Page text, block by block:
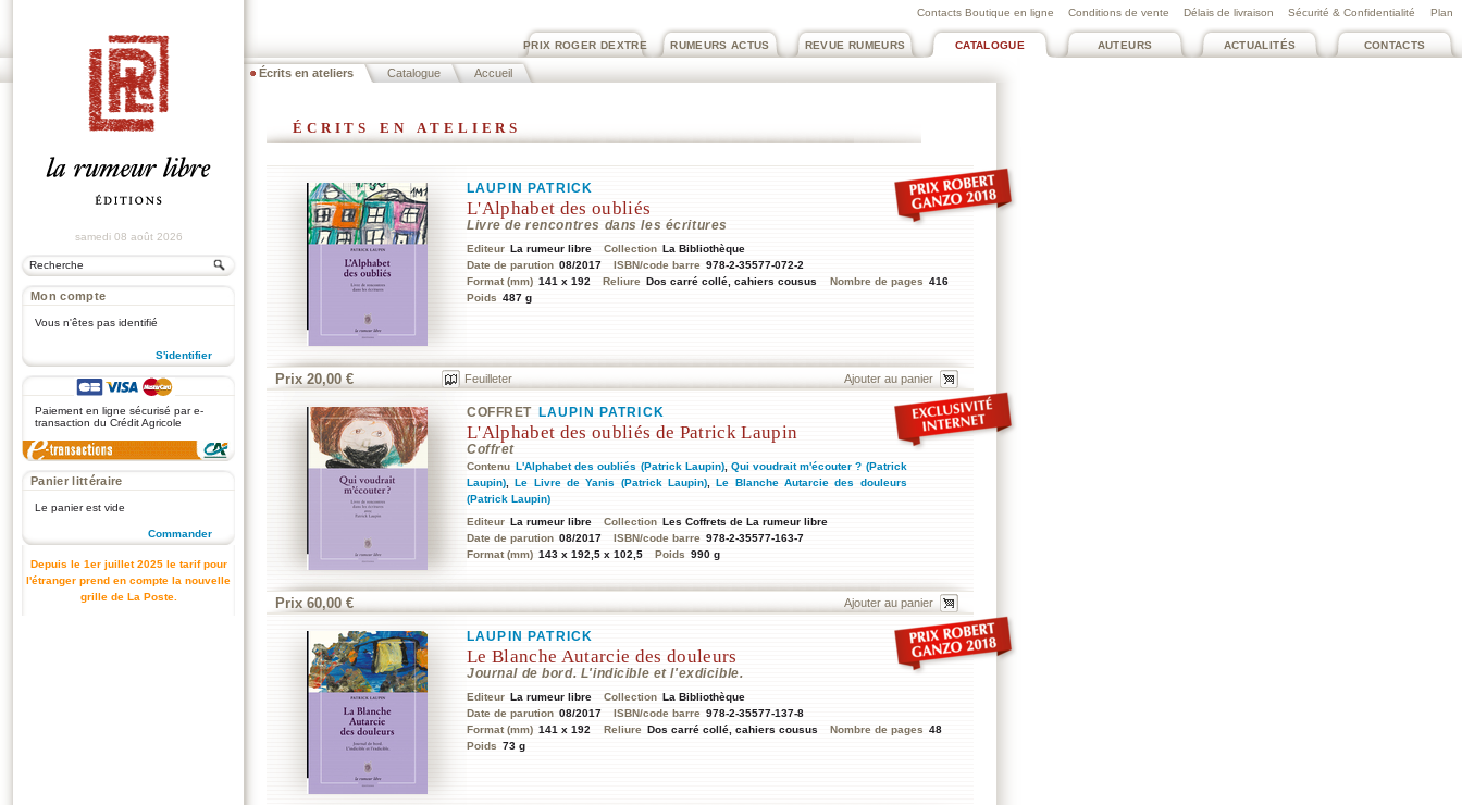
Plan
Contacts Boutique en ligne Conditions de vente Délais de livraison Sécurité & Confidentialité
CONTACTS
ACTUALITÉS
AUTEURS
CATALOGUE
REVUE RUMEURS
RUMEURS ACTUS
PRIX ROGER DEXTRE
Écrits en ateliers Catalogue Accueil
samedi 08 août 2026
Mon compte
Vous n'êtes pas identifié
S'identifier
Paiement en ligne sécurisé par e-
transaction du Crédit Agricole
Panier littéraire
Le panier est vide
Commander
Depuis le 1er juillet 2025 le tarif pour
l'étranger prend en compte la nouvelle
grille de La Poste.
écrits en ateliers
LAUPIN PATRICK
L'Alphabet des oubliés
Livre de rencontres dans les écritures
Editeur La rumeur libre Collection La Bibliothèque
Date de parution 08/2017 ISBN/code barre 978-2-35577-072-2
Format (mm) 141 x 192 Reliure Dos carré collé, cahiers cousus Nombre de pages 416
Poids 487 g
Prix 20,00 € Feuilleter
COFFRET LAUPIN PATRICK
L'Alphabet des oubliés de Patrick Laupin
Coffret
Contenu L'Alphabet des oubliés (Patrick Laupin), Qui voudrait m'écouter ? (Patrick
Laupin), Le Livre de Yanis (Patrick Laupin),
Le Blanche Autarcie des douleurs
(Patrick Laupin)
Editeur La rumeur libre Collection Les Coffrets de La rumeur libre
Date de parution 08/2017 ISBN/code barre 978-2-35577-163-7
Format (mm) 143 x 192,5 x 102,5 Poids 990 g
Prix 60,00 €
LAUPIN PATRICK
Le Blanche Autarcie des douleurs
Journal de bord. L'indicible et l'exdicible.
Editeur La rumeur libre Collection La Bibliothèque
Date de parution 08/2017 ISBN/code barre 978-2-35577-137-8
Format (mm) 141 x 192 Reliure Dos carré collé, cahiers cousus Nombre de pages 48
Poids 73 g